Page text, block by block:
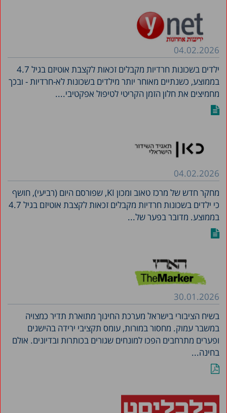
04.02.2026
ילדים בשכונות חרדיות מקבלים זכאות לקצבת אוטיזם בגיל 4.7
בממוצע, כשנתיים מאוחר יותר מילדים בשכונות לא-חרדיות - ובכך
מחמיצים את חלון הזמן הקריטי לטיפול אפקטיבי....
04.02.2026
מחקר חדש של מרכז טאוב ומכון KI, שפורסם היום (רביעי), חושף
כי ילדים בשכונות חרדיות מקבלים זכאות לקצבת אוטיזם בגיל 4.7
בממוצע. מדובר בפער של...
30.01.2026
בשיח הציבורי בישראל מערכת החינוך מתוארת תדיר כמצויה
במשבר עמוק. מחסור במורות, עומס תקציבי ירידה בהישגים
ופערים מתרחבים הפכו למונחים שגורים בכותרות ובדיונים. אולם
בחינה...